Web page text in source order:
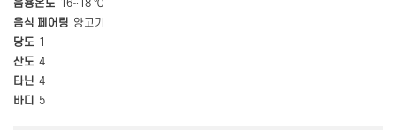
음용온도 16~18 ℃
음식 페어링 양고기
당도 1
산도 4
타닌 4
바디
5